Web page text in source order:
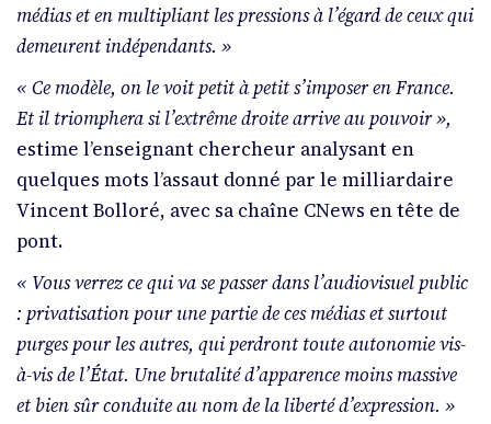
médias et en multipliant les pressions à l’égard de ceux qui
demeurent indépendants. »
« Ce modèle, on le voit petit à petit s’imposer en France.
Et il triomphera si l’extrême droite arrive au pouvoir»,
estime l’enseignant chercheur analysant en
quelques mots l’assaut donné par le milliardaire
Vincent Bolloré, avec sa chaîne CNews en tête de
pont.
« Vous verrez ce qui va se passer dans l’audiovisuel public
: privatisation pour une partie de ces médias et surtout
purges pour les autres, qui perdront toute autonomie vis-
à-vis de l’État. Une brutalité d’apparence moins massive
et bien sûr conduite au nom de la liberté d’expression. »